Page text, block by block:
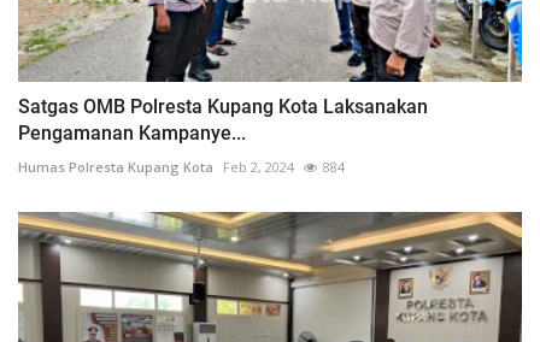
Satgas OMB Polresta Kupang Kota Laksanakan
Pengamanan Kampanye...
Humas Polresta Kupang Kota Feb 2, 2024 884